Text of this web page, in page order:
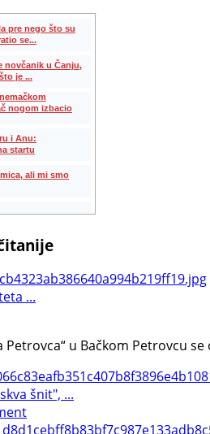
...
Petrovca“ u Bačkom Petrovcu
šnit", ...